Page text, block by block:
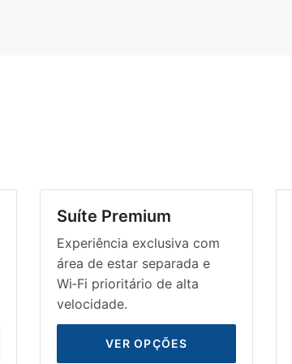
Suíte Premium
Experiência exclusiva com
área de estar separada e
Wi‑Fi prioritário de alta
velocidade.
VER OPÇÕES